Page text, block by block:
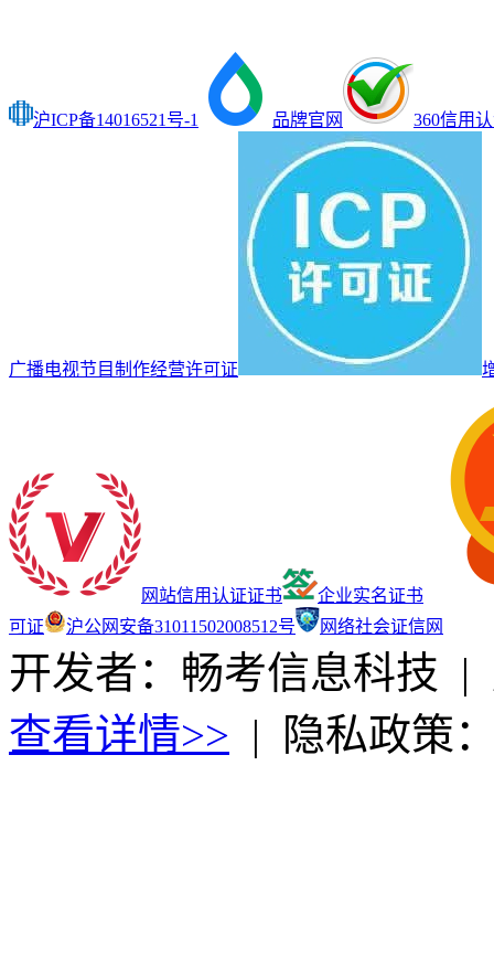
沪ICP备14016521号-1 品牌官网 360信用
广播电视节目制作经营许可证
网站信用认证证书
企业实名证书
可证
沪公网安备31011502008512号 网络社会证信网
开发者：畅考信息科技 |
查看详情>> | 隐私政策